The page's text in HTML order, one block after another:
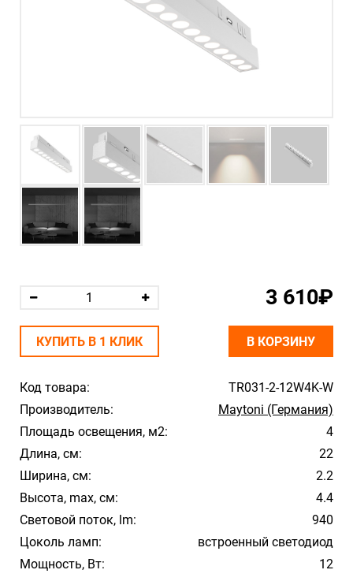
Код товара:
TR031-2-12W4K-W
Производитель:
Maytoni (Германия)
Площадь освещения, м2:
4
Длина, см:
22
Ширина, см:
2.2
Высота, max, см:
4.4
Световой поток, lm:
940
Цоколь ламп:
встроенный светодиод
Мощность, Вт:
12
3 610₽
КУПИТЬ В 1 КЛИК В КОРЗИНУ